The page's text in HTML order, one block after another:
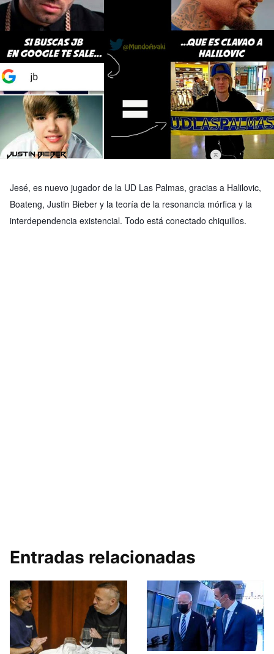
Jesé, es nuevo jugador de la UD Las Palmas, gracias a Halilovic,
Boateng, Justin Bieber y la teoría de la resonancia mórfica y la
interdependencia existencial. Todo está conectado chiquillos.
Entradas relacionadas